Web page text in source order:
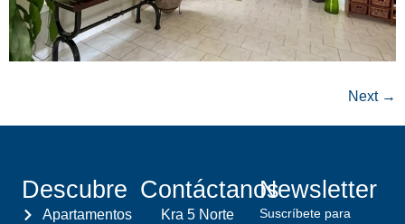
Next →
Descubre
Apartamentos
Contáctanos
Kra 5 Norte
Newsletter
Suscríbete para